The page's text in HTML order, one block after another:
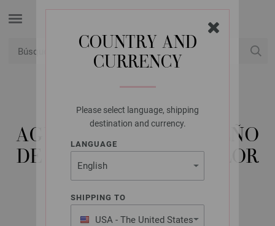
COUNTRY AND
CURRENCY
Please select language, shipping
destination and currency.
LANGUAGE
SHIPPING TO
USA - The United States
LANA GROSSA
AGUJA CIRCULAR DISEÑO
DE MADERA MULTICOLOR
NO. 3,75/40CM